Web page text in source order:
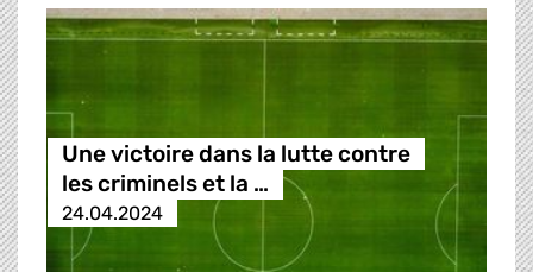
Une victoire dans la lutte contre
les criminels et la …
24.04.2024